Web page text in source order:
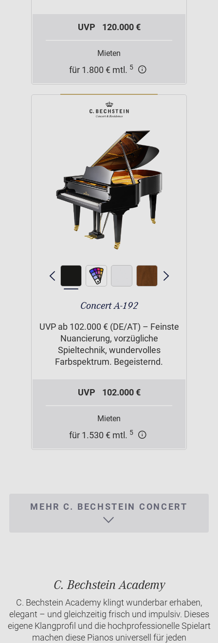
UVP 120.000 €
Mieten
für 1.800 € mtl. 5
Concert A-192
UVP ab 102.000 € (DE/AT) – Feinste
Nuancierung, vorzügliche
Spieltechnik, wundervolles
Farbspektrum. Begeisternd.
UVP 102.000 €
Mieten
für 1.530 € mtl. 5
MEHR C. BECHSTEIN CONCERT
C. Bechstein Academy
C. Bechstein Academy klingt wunderbar erhaben,
elegant – und gleichzeitig frisch und impulsiv. Dieses
eigene Klangprofil und die hochprofessionelle Spielart
machen diese Pianos universell für jeden